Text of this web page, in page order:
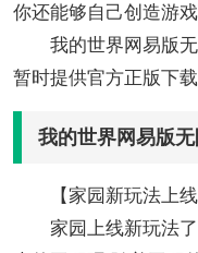
你还能够自己创造游
我的世界网易版无
暂时提供官方正版下载
我的世界网易版
【家园新玩法上线
家园上线新玩法了!